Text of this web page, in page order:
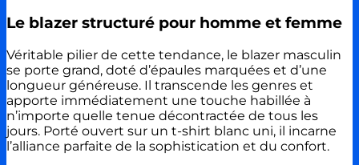
Le blazer structuré pour homme et femme
Véritable pilier de cette tendance, le blazer masculin
se porte grand, doté d’épaules marquées et d’une
longueur généreuse. Il transcende les genres et
apporte immédiatement une touche habillée à
n’importe quelle tenue décontractée de tous les
jours. Porté ouvert sur un t-shirt blanc uni, il incarne
l’alliance parfaite de la sophistication et du confort.